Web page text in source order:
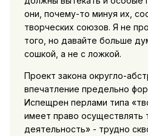
они, почему-то минуя их,
творческих союзов. Я не
того, но давайте больше
сошкой, а не с ложкой.
Проект закона округло-
впечатление предельно
Испещрен перлами типа
имеет право осуществлять
деятельность» - трудно